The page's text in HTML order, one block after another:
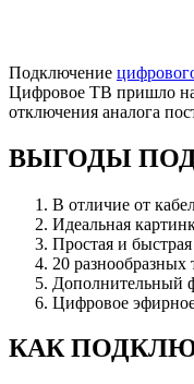
Подключение
Цифровое ТВ пришло
отключения аналога
ВЫГОДЫ
В отличие от
Идеальная
Простая и
20 разнообразных
Дополнительный
Цифровое эфирное
КАК